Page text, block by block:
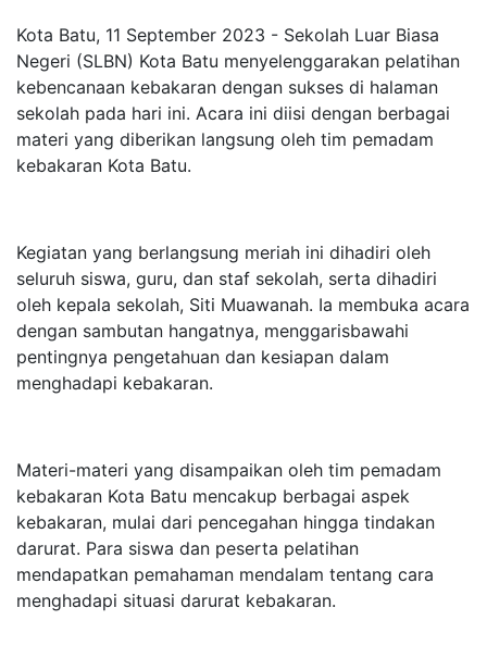
Kota Batu, 11 September 2023 - Sekolah Luar Biasa
Negeri (SLBN) Kota Batu menyelenggarakan pelatihan
kebencanaan kebakaran dengan sukses di halaman
sekolah pada hari ini. Acara ini diisi dengan berbagai
materi yang diberikan langsung oleh tim pemadam
kebakaran Kota Batu.
Kegiatan yang berlangsung meriah ini dihadiri oleh
seluruh siswa, guru, dan staf sekolah, serta dihadiri
oleh kepala sekolah, Siti Muawanah. Ia membuka acara
dengan sambutan hangatnya, menggarisbawahi
pentingnya pengetahuan dan kesiapan dalam
menghadapi kebakaran.
Materi-materi yang disampaikan oleh tim pemadam
kebakaran Kota Batu mencakup berbagai aspek
kebakaran, mulai dari pencegahan hingga tindakan
darurat. Para siswa dan peserta pelatihan
mendapatkan pemahaman mendalam tentang cara
menghadapi situasi darurat kebakaran.